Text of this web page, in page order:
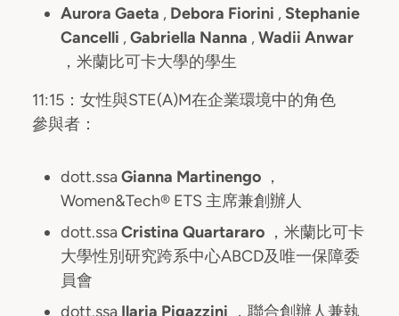
Aurora Gaeta , Debora Fiorini , Stephanie
Cancelli ,Gabriella Nanna ,Wadii Anwar
，米蘭比可卡大學的學生
11:15：女性與STE(A)M在企業環境中的角色
參與者：
dott.ssaGianna Martinengo ，
Women&Tech® ETS 主席兼創辦人
dott.ssaCristina Quartararo ，米蘭比可卡
大學性別研究跨系中心ABCD及唯一保障委
員會
dott.ssa Ilaria Pigazzini ，聯合創辦人兼執